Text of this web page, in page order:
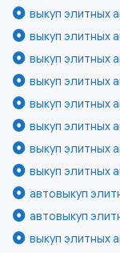
выкуп элитных
выкуп элитных
выкуп элитных
выкуп элитных
выкуп элитных
выкуп элитных
выкуп элитных
выкуп элитных
автовыкуп
автовыкуп
выкуп элитных